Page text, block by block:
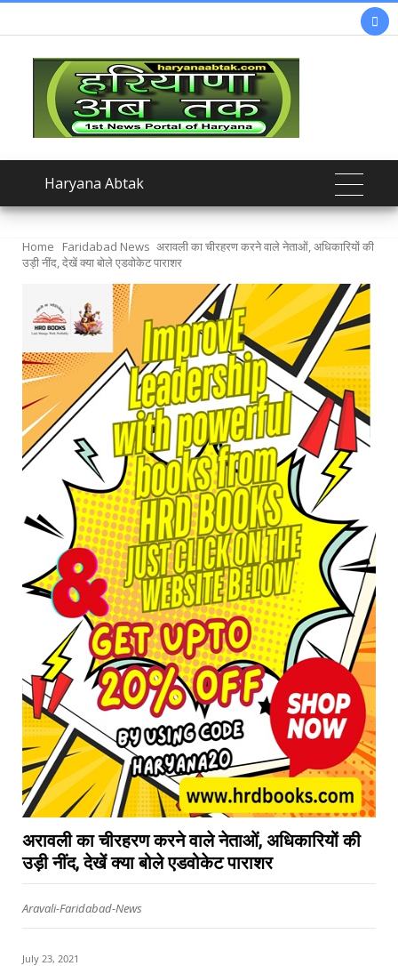

Haryana Abtak
Home Faridabad News अरावली का चीरहरण करने वाले नेताओं, अधिकारियों की
उड़ी नींद, देखें क्या बोले एडवोकेट पाराशर
अरावली का चीरहरण करने वाले नेताओं, अधिकारियों की
उड़ी नींद, देखें क्या बोले एडवोकेट पाराशर
Aravali-Faridabad-News
July 23, 2021